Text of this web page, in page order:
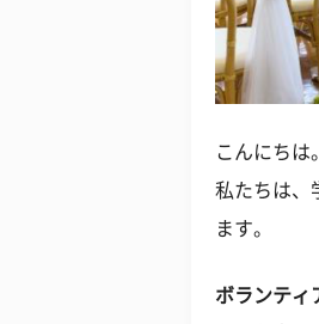
こんにちは
私たちは、
ます。
ボランティ